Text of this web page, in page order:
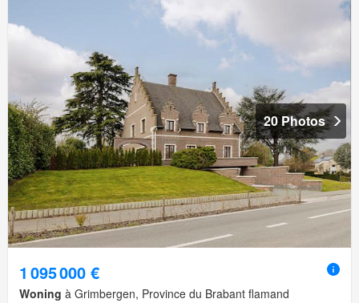
20 Photos
1 095 000 €
Woning à Grimbergen, Province du Brabant flamand